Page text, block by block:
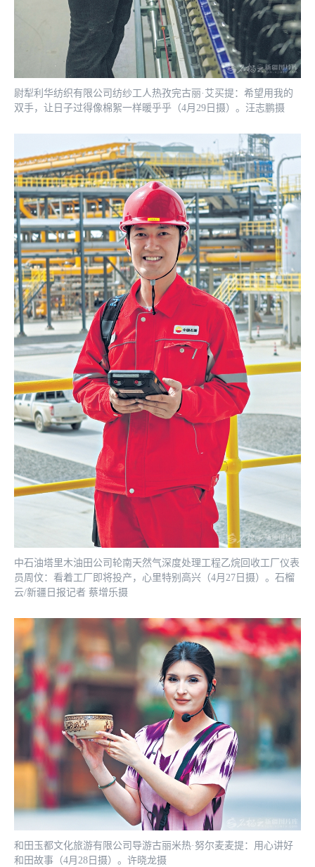
尉犁利华纺织有限公司纺纱工人热孜完古丽·艾买提：希望用我的
双手，让日子过得像棉絮一样暖乎乎（4月29日摄）。汪志鹏摄
中石油塔里木油田公司轮南天然气深度处理工程乙烷回收工厂仪表
员周伩：看着工厂即将投产，心里特别高兴（4月27日摄）。石榴
云/新疆日报记者 蔡增乐摄
和田玉都文化旅游有限公司导游古丽米热·努尔麦麦提：用心讲好
和田故事（4月28日摄）。许晓龙摄